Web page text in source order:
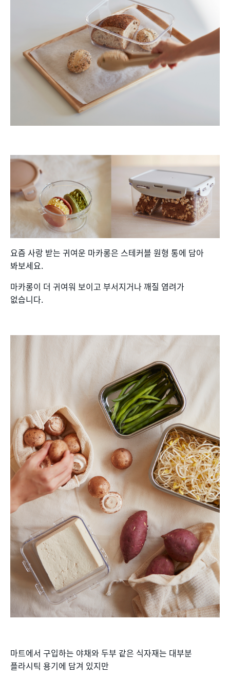
요즘 사랑 받는 귀여운 마카롱은 스테커블 원형 통에 담아
봐보세요.
마카롱이 더 귀여워 보이고 부서지거나 깨질 염려가
없습니다.
마트에서 구입하는 야채와 두부 같은 식자재는 대부분
플라시틱 용기에 담겨 있지만